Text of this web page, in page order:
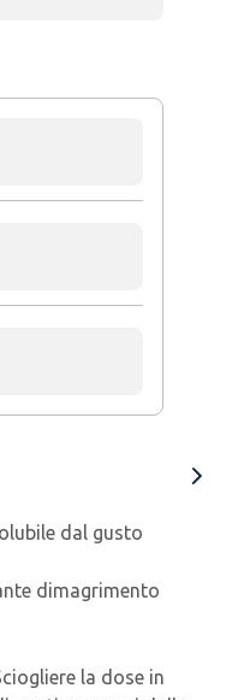
dal gusto
dimagrimento
la dose in